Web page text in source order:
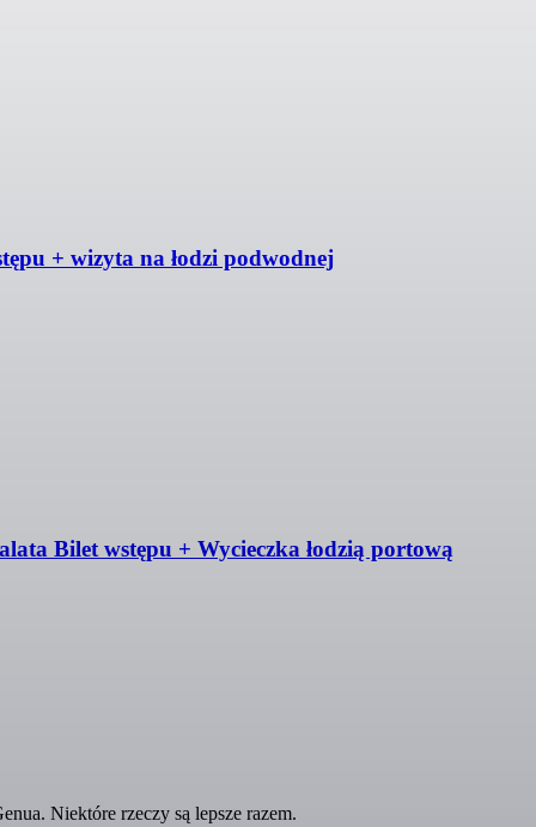
+ wizyta na łodzi podwodnej
Bilet wstępu + Wycieczka łodzią portową
Niektóre rzeczy są lepsze razem.